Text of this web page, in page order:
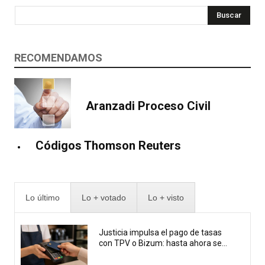
Buscar
RECOMENDAMOS
Aranzadi Proceso Civil
Códigos Thomson Reuters
Lo último Lo + votado Lo + visto
Justicia impulsa el pago de tasas
con TPV o Bizum: hasta ahora se...